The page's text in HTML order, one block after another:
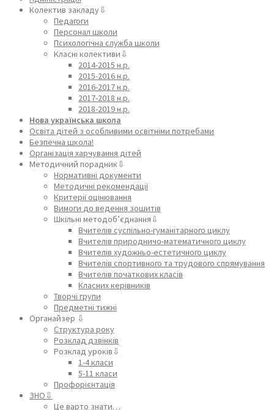
Колектив закладу⇩
Педагоги
Персонал школи
Психологічна служба школи
Класні колективи⇩
2014-2015 н.р.
2015-2016 н.р.
2016-2017 н.р.
2017-2018 н.р.
2018-2019 н.р.
Нова українська школа
Освіта дітей з особливими освітніми потребами
Безпечна школа!
Організація харчування дітей
Методичний порадник⇩
Нормативні документи
Методичні рекомендації
Критерії оцінювання
Вимоги до ведення зошитів
Шкільні методоб’єднання⇩
Вчителів суспільно-гуманітарного циклу
Вчителів природничо-математичного циклу
Вчителів художньо-естетичного циклу
Вчителів спортивного та трудового спрямування
Вчителів початкових класів
Класних керівників
Творчі групи
Предметні тижні
Органайзер ⇩
Структура року
Розклад дзвінків
Розклад уроків⇩
1-4 класи
5-11 класи
Профорієнтація
ЗНО⇩
Це варто знати…